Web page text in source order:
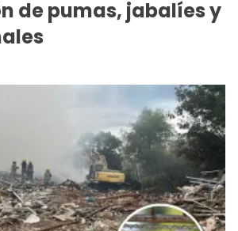
de pumas, jabalíes y